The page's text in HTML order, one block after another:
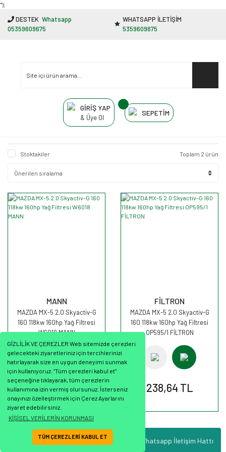
GİZLİLİK VE ÇEREZLER Web sitemizde çerezleri
gelecekteki ziyaretleriniz için tercihlerinizi
hatırlayarak size en uygun deneyimi sunmak
için kullanıyoruz. “Tüm çerezleri kabul et”
seçeneğine tıklayarak, tüm çerezlerin
kullanımına izin vermiş olursunuz. İsterseniz
onayınızı özelleştirmek için Çerez Ayarlarını
ziyaret edebilirsiniz.
KİŞİSEL VERİLERİN KORUNMASI
TÜM ÇEREZLERİ KABUL ET
"');
Whatsapp İletişim Hattı
DESTEK Whatsapp
05359609675
WHATSAPP İLETİŞİM
5359609675
GİRİŞ YAP
& Üye Ol
SEPETİM
Stoktakiler Toplam 2 ürün
MANN
MAZDA MX-5 2.0 Skyactiv-G
160 118kw 160hp Yağ Filtresi
W6018 MANN
418,69 TL
FİLTRON
MAZDA MX-5 2.0 Skyactiv-G
160 118kw 160hp Yağ Filtresi
OP595/1 FİLTRON
238,64 TL